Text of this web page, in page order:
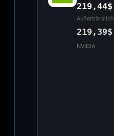
219,44$
Außerbörslich
219,39$
NVIDIA